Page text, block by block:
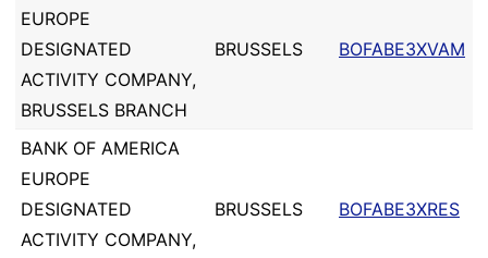
EUROPE
DESIGNATED
ACTIVITY COMPANY,
BRUSSELS BRANCH
BRUSSELS BOFABE3XVAM
BANK OF AMERICA
EUROPE
DESIGNATED
ACTIVITY COMPANY,
BRUSSELS BOFABE3XRES